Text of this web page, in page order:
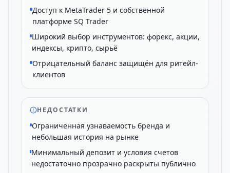
Доступ к MetaTrader 5 и собственной
платформе SQ Trader
Широкий выбор инструментов: форекс, акции,
индексы, крипто, сырьё
Отрицательный баланс защищён для ритейл-
клиентов
НЕДОСТАТКИ
Ограниченная узнаваемость бренда и
небольшая история на рынке
Минимальный депозит и условия счетов
недостаточно прозрачно раскрыты публично